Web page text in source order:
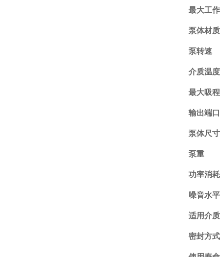
最大工
泵体材质
泵转速
介质温
最大吸程
输出端
泵体尺寸
泵重
功率消耗
噪音水平
适用介质
密封方式